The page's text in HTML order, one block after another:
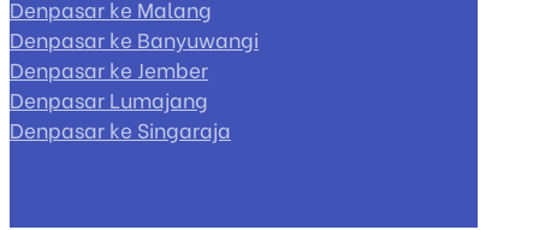
Denpasar ke Malang
Denpasar ke Banyuwangi
Denpasar ke Jember
Denpasar Lumajang
Denpasar ke Singaraja